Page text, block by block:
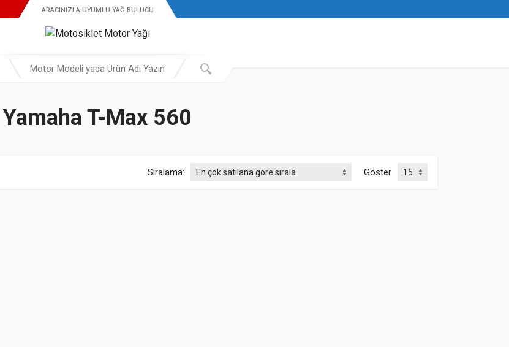
ARACINIZLA UYUMLU YAĞ BULUCU
Yamaha T-Max 560
Sıralama: Göster